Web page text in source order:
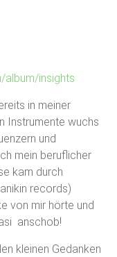
album/insights
in meiner
Instrumente wuchs
und
mein beruflicher
kam durch
records)
von mir hörte und
anschob!
kleinen Gedanken